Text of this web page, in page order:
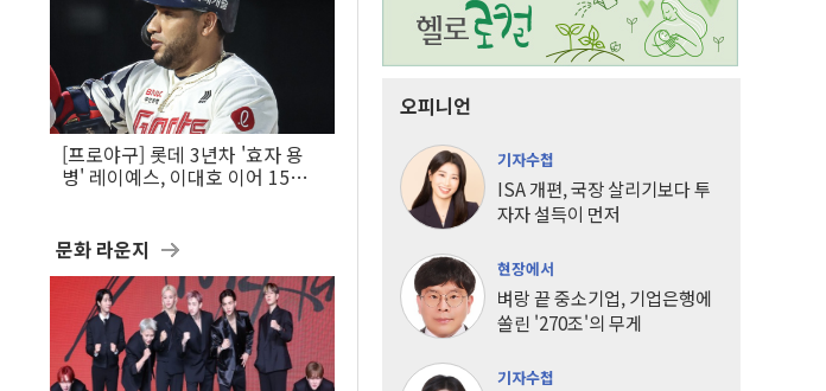
[프로야구] 롯데 3년차 '효자 용
병' 레이예스, 이대호 이어 15년
문화 라운지
오피니언
기자수첩
ISA 개편, 국장 살리기보다 투
자자 설득이 먼저
현장에서
벼랑 끝 중소기업, 기업은행에
쏠린 '270조'의 무게
기자수첩